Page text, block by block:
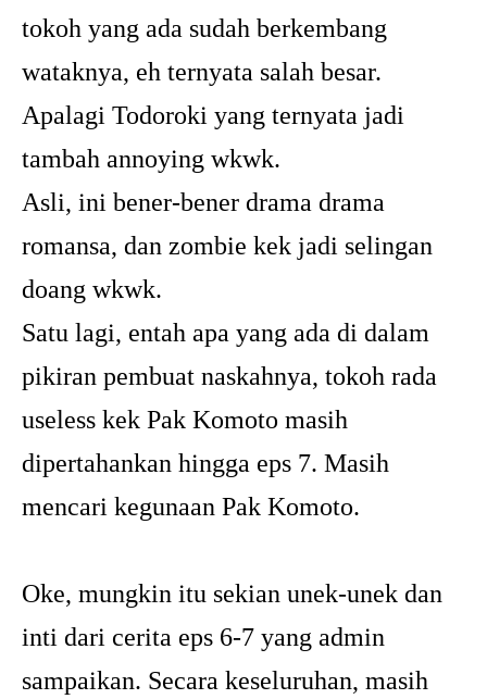
tokoh yang ada sudah berkembang
wataknya, eh ternyata salah besar.
Apalagi Todoroki yang ternyata jadi
tambah annoying wkwk.
Asli, ini bener-bener drama drama
romansa, dan zombie kek jadi selingan
doang wkwk.
Satu lagi, entah apa yang ada di dalam
pikiran pembuat naskahnya, tokoh rada
useless kek Pak Komoto masih
dipertahankan hingga eps 7. Masih
mencari kegunaan Pak Komoto.
Oke, mungkin itu sekian unek-unek dan
inti dari cerita eps 6-7 yang admin
sampaikan. Secara keseluruhan, masih